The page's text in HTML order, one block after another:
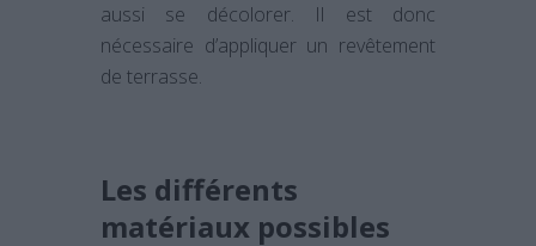
aussi se décolorer. Il est donc
nécessaire d’appliquer un revêtement
de terrasse.
Les différents
matériaux possibles